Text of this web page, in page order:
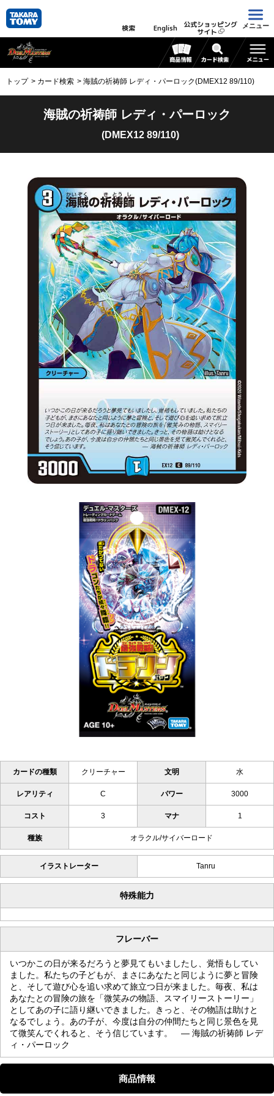
検索 English 公式ショッピング
サイト
メニュー
トップ カード検索 海賊の祈祷師 レディ・パーロック(DMEX12 89/110)
海賊の祈祷師 レディ・パーロック
(DMEX12 89/110)
カードの種類 クリーチャー 文明 水
レアリティ C パワー 3000
コスト 3 マナ 1
種族 オラクル/サイバーロード
イラストレーター Tanru
特殊能力
フレーバー
いつかこの日が来るだろうと夢見てもいましたし、覚悟もしてい
ました。私たちの子どもが、まさにあなたと同じように夢と冒険
と、そして遊び心を追い求めて旅立つ日が来ました。毎夜、私は
あなたとの冒険の旅を「微笑みの物語、スマイリーストーリー」
としてあの子に語り継いできました。きっと、その物語は助けと
なるでしょう。あの子が、今度は自分の仲間たちと同じ景色を見
て微笑んでくれると、そう信じています。 — 海賊の祈祷師 レデ
ィ・パーロック
商品情報